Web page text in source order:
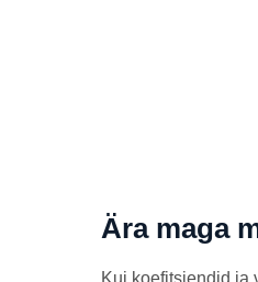
Ära maga
Kui koefitsiendid ja